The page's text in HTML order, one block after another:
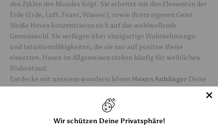
den Zyklen des Mondes folgt. Sie arbeitet mit den Elementen der
Erde (Erde, Luft, Feuer, Wasser), sowie ihrem eigenen Geist.
Weiße Hexen konzentrieren sich auf das wohlwollende
Gemeinwohl. Sie verfügen über einzigartige Wahrnehmungs-
und Intuitionsfähigkeiten, die sie nur auf positive Weise
einsetzen. Hexen im Allgemeinen stehen häufig für weiblichen
Widerstand.
Entdecke mit unserem wunderschönen Hexen Anhänger Deine
Wir schützen Deine Privatsphäre!